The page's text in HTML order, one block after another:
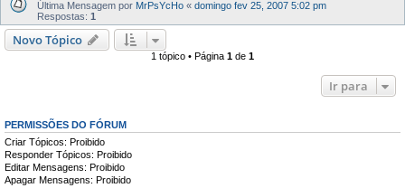
Última Mensagem por MrPsYcHo « domingo fev 25, 2007 5:02 pm
Respostas: 1
Novo Tópico
1 tópico • Página 1 de 1
Ir para
PERMISSÕES DO FÓRUM
Criar Tópicos: Proibido
Responder Tópicos: Proibido
Editar Mensagens: Proibido
Apagar Mensagens: Proibido